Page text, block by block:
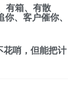
有箱、有散
你、客户催你、
哨，但能把计